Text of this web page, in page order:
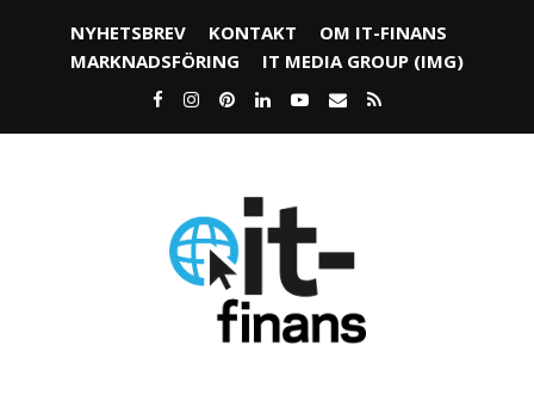
NYHETSBREV KONTAKT
OM IT-FINANS
MARKNADSFÖRING
IT MEDIA GROUP (IMG)